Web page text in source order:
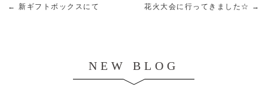
← 新ギフトボックスにて 花火大会に行ってきました☆ →
NEW BLOG